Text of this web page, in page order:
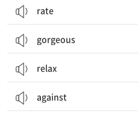
rate
gorgeous
relax
against